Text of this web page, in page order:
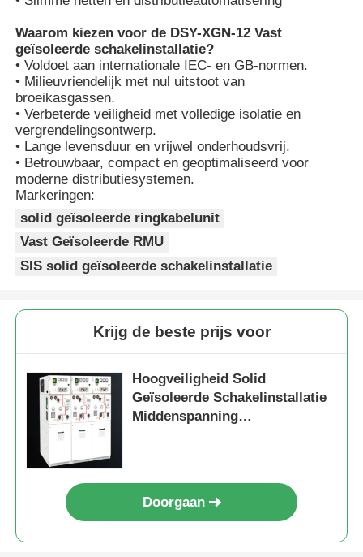
Kwaliteitscontrole
Contacteer ons
nieuws
Alle Gevallen
Vraag een offerte aan
Laagspanningsschakelaars
AIS Air Insulated Switchgear
GIS Gas geïsoleerde schakelinstallatie
Solid geïsoleerde schakelinstallatie
Ringkabelverdeelkast
Waarom kiezen voor de DSY-XGN-12 Vast
geïsoleerde schakelinstallatie?
• Voldoet aan internationale IEC- en GB-normen.
• Milieuvriendelijk met nul uitstoot van
broeikasgassen.
• Verbeterde veiligheid met volledige isolatie en
vergrendelingsontwerp.
• Lange levensduur en vrijwel onderhoudsvrij.
• Betrouwbaar, compact en geoptimaliseerd voor
moderne distributiesystemen.
Markeringen:
solid geïsoleerde ringkabelunit
Vast Geïsoleerde RMU
SIS solid geïsoleerde schakelinstallatie
Krijg de beste prijs voor
Hoogveiligheid Solid
Geïsoleerde Schakelinstallatie
Middenspanning
Doorgaan